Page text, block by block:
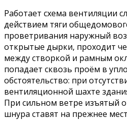
Работает схема вентиляции
действием тяги
проветривания наружный
открытые дырки, проходит
между створкой и рамным
попадает сквозь проём в
обстоятельство: при
вентиляционной шахте
При сильном ветре изъятый
шнура ставят на прежнее